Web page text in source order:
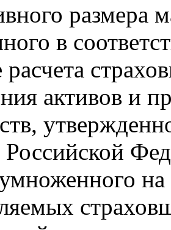
размера
в
расчета
активов и
на